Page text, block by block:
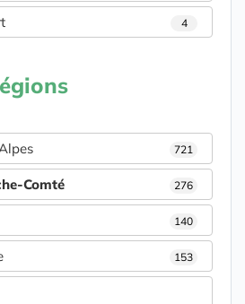
4
721
Comté 276
140
153